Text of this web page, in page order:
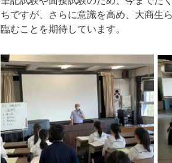
ちですが、さらに意識を高め、大商生
臨むことを期待しています。